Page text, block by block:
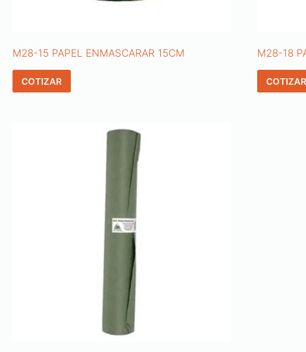
M28-15 PAPEL ENMASCARAR 15CM
COTIZAR
M28-18
COTIZAR